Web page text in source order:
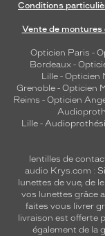
Conditions
Vente de montures
Opticien Paris -
Bordeaux-
Lille - Opticien
Grenoble - Opticien
Reims - Opticien
Lille-
lentilles de
audio Krys.com :
lunettes de vue, de
vos lunettes grâce
faites vous livrer
livraison est offerte
également de la